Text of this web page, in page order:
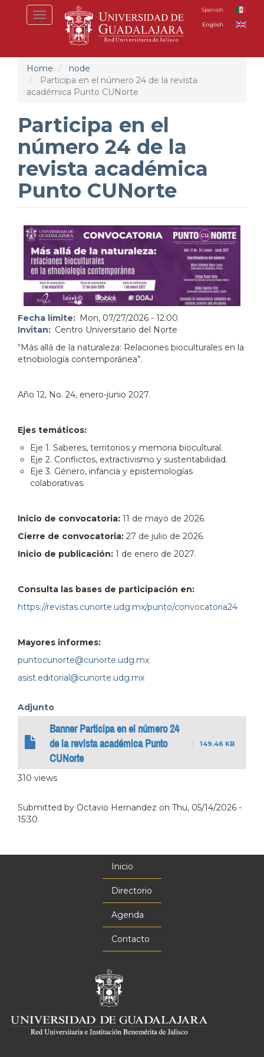
Toggle
navigation
Spanish
English
Home
node
Participa en el número 24 de la revista
académica Punto CUNorte
Participa en el
número 24 de la
revista académica
Punto CUNorte
Fecha límite
Mon, 07/27/2026 - 12:00
Invitan
Centro Universitario del Norte
“Más allá de la naturaleza: Relaciones bioculturales en la
etnobiología contemporánea”.
Año 12, No. 24, enero-junio 2027.
Ejes temáticos:
Eje 1. Saberes, territorios y memoria biocultural.
Eje 2. Conflictos, extractivismo y sustentabilidad.
Eje 3. Género, infancia y epistemologías
colaborativas.
Inicio de convocatoria: 11 de mayo de 2026.
Cierre de convocatoria: 27 de julio de 2026.
Inicio de publicación: 1 de enero de 2027.
Consulta las bases de participación en:
https://revistas.cunorte.udg.mx/punto/convocatoria24
Mayores informes:
puntocunorte@cunorte.udg.mx
asist.editorial@cunorte.udg.mx
Adjunto
Banner Participa en el número 24
de la revista académica Punto
CUNorte
149.46 KB
310 views
Submitted by Octavio Hernandez on Thu, 05/14/2026 -
15:30
Inicio
Directorio
Agenda
Contacto